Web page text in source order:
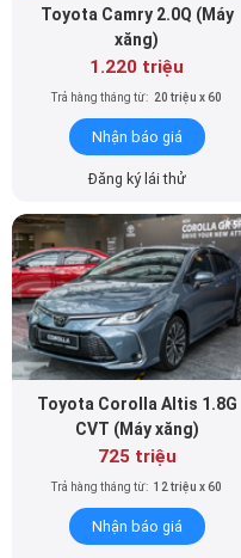
Toyota Camry 2.0Q (Máy
xăng)
1.220 triệu
Trả hàng tháng từ: 20 triệu x 60
Nhận báo giá
Đăng ký lái thử
Toyota Corolla Altis 1.8G
CVT (Máy xăng)
725 triệu
Trả hàng tháng từ: 12 triệu x 60
Nhận báo giá